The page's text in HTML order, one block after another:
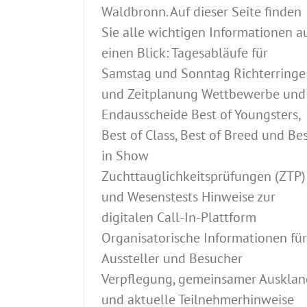
Waldbronn. Auf dieser Seite finden
Sie alle wichtigen Informationen
einen Blick: Tagesabläufe für
Samstag und Sonntag Richterringe
und Zeitplanung Wettbewerbe und
Endausscheide Best of Youngsters,
Best of Class, Best of Breed und
in Show
Zuchttauglichkeitsprüfungen (ZTP)
und Wesenstests Hinweise zur
digitalen Call-In-Plattform
Organisatorische Informationen für
Aussteller und Besucher
Verpflegung, gemeinsamer
und aktuelle Teilnehmerhinweise